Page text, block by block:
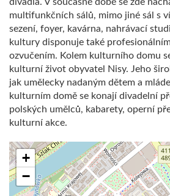
multifunkčních sálů, mimo jiné sál s
sezení, foyer, kavárna, nahrávací
kultury disponuje také
ozvučením. Kolem kulturního domu
kulturní život obyvatel Nisy. Jeho
jak umělecky nadaným dětem a
kulturním domě se konají divadelní
polských umělců, kabarety, operní
kulturní akce.
+
−